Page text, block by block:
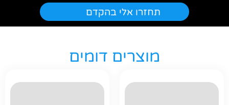
מוצרים דומים